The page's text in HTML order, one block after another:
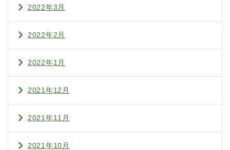
2022年3月
2022年2月
2022年1月
2021年12月
2021年11月
2021年10月